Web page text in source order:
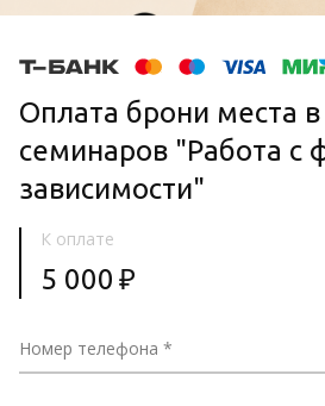
Оплата брони места
семинаров "Работа с
зависимости"
К оплате
5 000 ₽
Номер телефона